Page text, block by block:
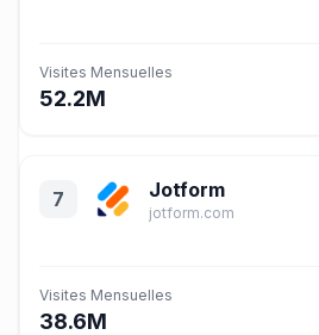
Visites Mensuelles
52.2M
7 Jotform
jotform.com
Visites Mensuelles
38.6M